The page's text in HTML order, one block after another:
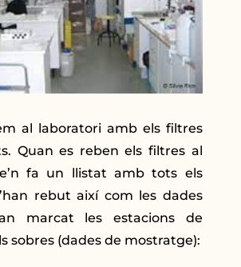
al laboratori amb els filtres
Quan es reben els filtres al
fa un llistat amb tots els
rebut així com les dades
marcat les estacions de
sobres (dades de mostratge):